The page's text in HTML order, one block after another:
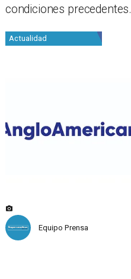
condiciones precedentes.
Actualidad
Equipo Prensa